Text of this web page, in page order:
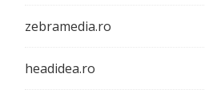
zebramedia.ro
headidea.ro